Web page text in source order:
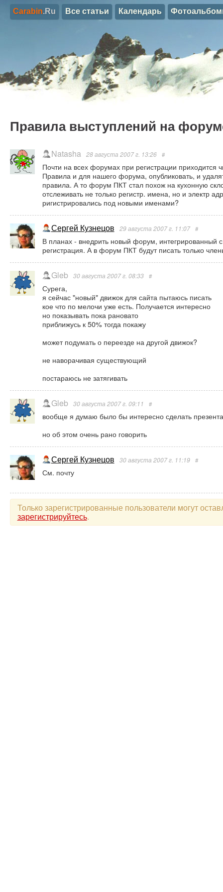
Carabin.Ru Все статьи Календарь
Правила выступлений на
Natasha 28 августа 2007 г. 13:26 #
Почти на всех форумах при регистрации приходится
Правила и для нашего форума, опубликовать, и
правила. А то форум ПКТ стал похож на кухонную
отслеживать не только регистр. имена, но и электр
ригистрировались под новыми именами?
Сергей Кузнецов 29 августа 2007 г. 11:07 #
В планах - внедрить новый форум, интегрированный
регистрация. А в форум ПКТ будут писать только
Gleb 30 августа 2007 г. 08:33 #
Сурега,
я сейчас "новый" движок для сайта пытаюсь писать
кое что по мелочи уже есть. Получается интересно
но показывать пока рановато
приближусь к 50% тогда покажу
может подумать о переезде на другой движок?
не наворачивая существующий
постараюсь не затягивать
Gleb 30 августа 2007 г. 09:11 #
вообще я думаю было бы интересно сделать
но об этом очень рано говорить
Сергей Кузнецов 30 августа 2007 г. 11:19 #
См. почту
Только зарегистрированные пользователи могут
зарегистрируйтесь.